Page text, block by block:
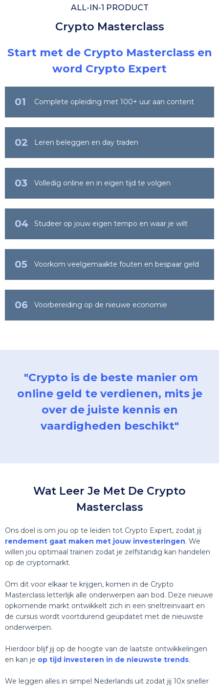
ALL-IN-1 PRODUCT
Crypto Masterclass
Start met de Crypto Masterclass en
word Crypto Expert
01 Complete opleiding met 100+ uur aan content
02 Leren beleggen en day traden
03 Volledig online en in eigen tijd te volgen
04 Studeer op jouw eigen tempo en waar je wilt
05 Voorkom veelgemaakte fouten en bespaar geld
06 Voorbereiding op de nieuwe economie
"Crypto is de beste manier om
online geld te verdienen, mits je
over de juiste kennis en
vaardigheden beschikt"
Wat Leer Je Met De Crypto
Masterclass
Ons doel is om jou op te leiden tot Crypto Expert, zodat jij
rendement gaat maken met jouw investeringen. We
willen jou optimaal trainen zodat je zelfstandig kan handelen
op de cryptomarkt.
Om dit voor elkaar te krijgen, komen in de Crypto
Masterclass letterlijk alle onderwerpen aan bod. Deze nieuwe
opkomende markt ontwikkelt zich in een sneltreinvaart en
de cursus wordt voortdurend geüpdatet met de nieuwste
onderwerpen.
Hierdoor blijf jij op de hoogte van de laatste ontwikkelingen
en kan je op tijd investeren in de nieuwste trends.
We leggen alles in simpel Nederlands uit zodat jij 10x sneller